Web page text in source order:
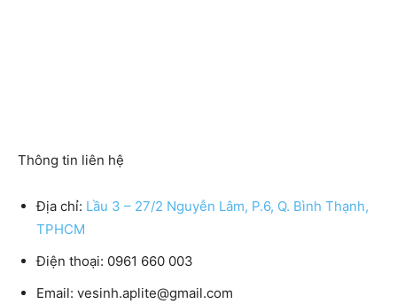
Thông tin liên hệ
Địa chỉ: Lầu 3 – 27/2 Nguyễn Lâm, P.6, Q. Bình Thạnh,
TPHCM
Điện thoại: 0961 660 003
Email: vesinh.aplite@gmail.com